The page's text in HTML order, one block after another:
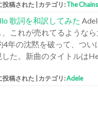
投稿された カテゴリ:The
歌詞を和訳してみた
、これが売れてるような
4年の沈黙を破って、つい
た。新曲のタイトルは
投稿された カテゴリ:Adele